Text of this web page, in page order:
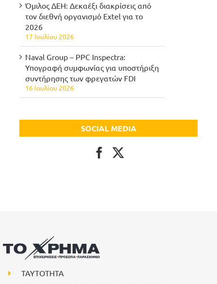
Όμιλος ΔΕΗ: Δεκαέξι διακρίσεις από
τον διεθνή οργανισμό Extel για το
2026
17 Ιουλίου 2026
Naval Group – PPC Inspectra:
Υπογραφή συμφωνίας για υποστήριξη
συντήρησης των φρεγατών FDI
16 Ιουλίου 2026
SOCIAL MEDIA
ΤΑΥΤΟΤΗΤΑ